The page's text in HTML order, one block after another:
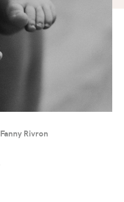
Fanny Rivron